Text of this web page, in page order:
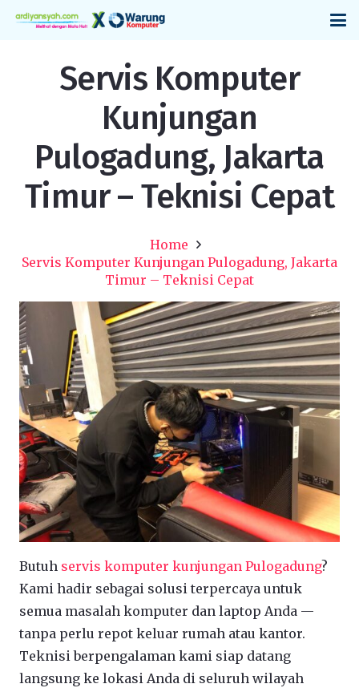
Servis Komputer
Kunjungan
Pulogadung, Jakarta
Timur – Teknisi Cepat
Home
Servis Komputer Kunjungan Pulogadung, Jakarta
Timur – Teknisi Cepat
Butuh servis komputer kunjungan Pulogadung?
Kami hadir sebagai solusi terpercaya untuk
semua masalah komputer dan laptop Anda —
tanpa perlu repot keluar rumah atau kantor.
Teknisi berpengalaman kami siap datang
langsung ke lokasi Anda di seluruh wilayah